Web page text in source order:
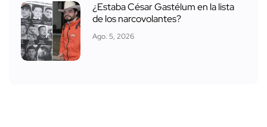
¿Estaba César Gastélum en la lista
de los narcovolantes?
Ago. 5, 2026